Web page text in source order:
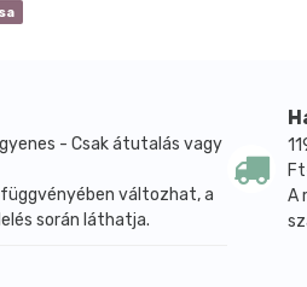
- Csak átutalás vagy
változhat, a
során láthatja.
A